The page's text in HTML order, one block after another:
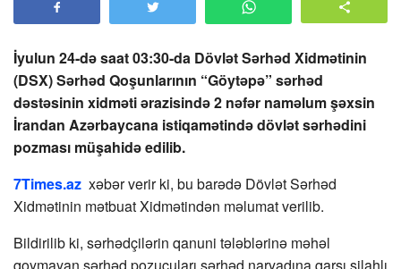
İyulun 24-də saat 03:30-da Dövlət Sərhəd Xidmətinin
(DSX) Sərhəd Qoşunlarının “Göytəpə” sərhəd
dəstəsinin xidməti ərazisində 2 nəfər naməlum şəxsin
İrandan Azərbaycana istiqamətində dövlət sərhədini
pozması müşahidə edilib.
7Times.az xəbər verir ki, bu barədə Dövlət Sərhəd
Xidmətinin mətbuat Xidmətindən məlumat verilib.
Bildirilib ki, sərhədçilərin qanuni tələblərinə məhəl